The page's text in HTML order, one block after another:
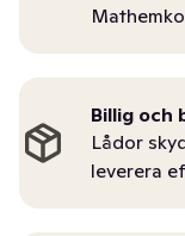
Billig och
Lådor
leverera